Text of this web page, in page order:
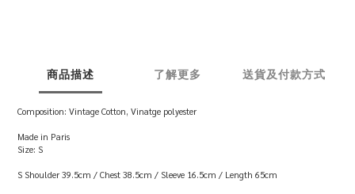
商品描述 了解更多 送貨及付款方式
Composition: Vintage Cotton, Vinatge polyester
Made in Paris
Size: S
S Shoulder 39.5cm / Chest 38.5cm / Sleeve 16.5cm / Length 65cm